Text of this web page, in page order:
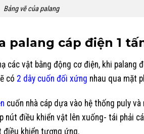
Bảng vẽ của palang
palang cáp điện 1
các vật bằng động cơ điện, khi palang
có 2 dây cuốn đối xứng nhau qua mặt
cuốn nhà cáp dựa vào hệ thống puly
điều khiển vật lên xuống- tái phải
điều khiển tương ứng.